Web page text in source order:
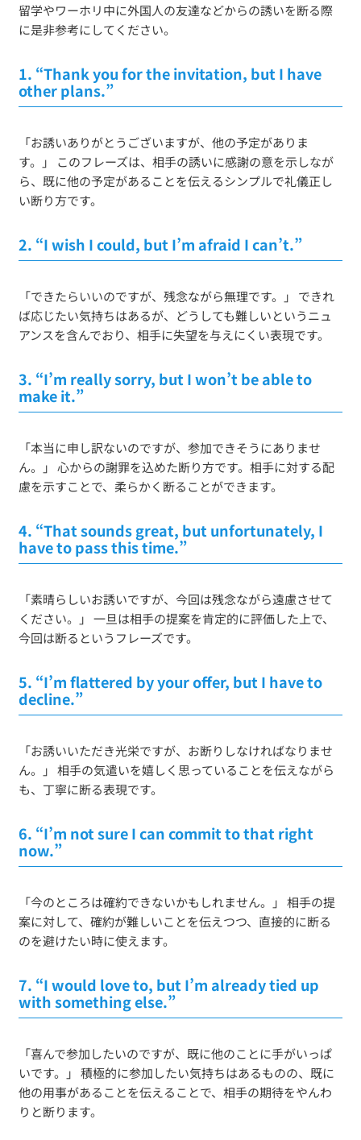
留学やワーホリ中に外国人の友達などからの誘いを断る際
に是非参考にしてください。
1. “Thank you for the invitation, but I have
other plans.”
「お誘いありがとうございますが、他の予定がありま
す。」 このフレーズは、相手の誘いに感謝の意を示しなが
ら、既に他の予定があることを伝えるシンプルで礼儀正し
い断り方です。
2. “I wish I could, but I’m afraid I can’t.”
「できたらいいのですが、残念ながら無理です。」 できれ
ば応じたい気持ちはあるが、どうしても難しいというニュ
アンスを含んでおり、相手に失望を与えにくい表現です。
3. “I’m really sorry, but I won’t be able to
make it.”
「本当に申し訳ないのですが、参加できそうにありませ
ん。」 心からの謝罪を込めた断り方です。相手に対する配
慮を示すことで、柔らかく断ることができます。
4. “That sounds great, but unfortunately, I
have to pass this time.”
「素晴らしいお誘いですが、今回は残念ながら遠慮させて
ください。」 一旦は相手の提案を肯定的に評価した上で、
今回は断るというフレーズです。
5. “I’m flattered by your offer, but I have to
decline.”
「お誘いいただき光栄ですが、お断りしなければなりませ
ん。」 相手の気遣いを嬉しく思っていることを伝えながら
も、丁寧に断る表現です。
6. “I’m not sure I can commit to that right
now.”
「今のところは確約できないかもしれません。」 相手の提
案に対して、確約が難しいことを伝えつつ、直接的に断る
のを避けたい時に使えます。
7. “I would love to, but I’m already tied up
with something else.”
「喜んで参加したいのですが、既に他のことに手がいっぱ
いです。」 積極的に参加したい気持ちはあるものの、既に
他の用事があることを伝えることで、相手の期待をやんわ
りと断ります。